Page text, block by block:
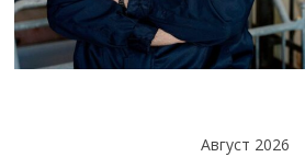
Август 2026